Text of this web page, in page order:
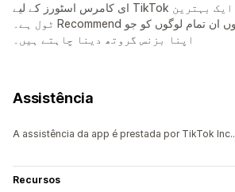
ای کامرس اسٹورز کے لیے TikTok پر فروخت بڑھانے کا ایک بہترین
ٹول ہے۔ Recommend کرتا ہوں ان تمام لوگوں کو جو TikTok پر
اپنا بزنس گروتھ دینا چاہتے ہیں۔
Assistência
A assistência da app é prestada por TikTok Inc..
Recursos